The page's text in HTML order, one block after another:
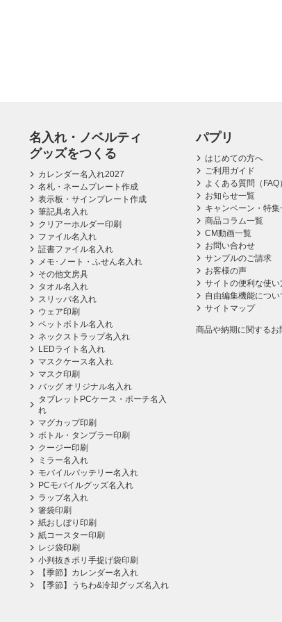
名入れ・ノベルティ
グッズをつくる
カレンダー名入れ2027
名札・ネームプレート作成
表示板・サインプレート作成
筆記具名入れ
クリアーホルダー印刷
ファイル名入れ
証書ファイル名入れ
メモ･ノート・ふせん名入れ
その他文房具
タオル名入れ
スリッパ名入れ
ウェア印刷
ペットボトル名入れ
ネックストラップ名入れ
LEDライト名入れ
マスクケース名入れ
マスク印刷
バッグ オリジナル名入れ
タブレットPCケース・ポーチ名入
れ
マグカップ印刷
ボトル・タンブラー印刷
クージー印刷
ミラー名入れ
モバイルバッテリー名入れ
PCモバイルグッズ名入れ
ラップ名入れ
箸袋印刷
紙おしぼり印刷
紙コースター印刷
レジ袋印刷
小判抜きポリ手提げ袋印刷
【季節】カレンダー名入れ
【季節】うちわ&冷却グッズ名入れ
パプリ
はじめての方へ
ご利用ガイド
よくある質問（FAQ
お知らせ一覧
キャンペーン・特集
商品コラム一覧
CM動画一覧
お問い合わせ
サンプルのご請求
お客様の声
サイトの便利な使い
自由編集機能につい
サイトマップ
商品や納期に関するお